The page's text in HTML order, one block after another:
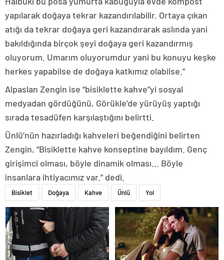
yapılarak doğaya tekrar kazandırılabilir. Ortaya çıkan
atığı da tekrar doğaya geri kazandırarak aslında yani
bakıldığında birçok şeyi doğaya geri kazandırmış
oluyorum. Umarım oluyorumdur yani bu konuyu keşke
herkes yapabilse de doğaya katkımız olabilse.”
Alpaslan Zengin ise “bisiklette kahve”yi sosyal
medyadan gördüğünü, Görükle’de yürüyüş yaptığı
sırada tesadüfen karşılaştığını belirtti.
Ünlü’nün hazırladığı kahveleri beğendiğini belirten
Zengin, “Bisiklette kahve konseptine bayıldım. Genç
girişimci olması, böyle dinamik olması… Böyle
insanlara ihtiyacımız var.” dedi.
Bisiklet Doğaya Kahve Ünlü Yol